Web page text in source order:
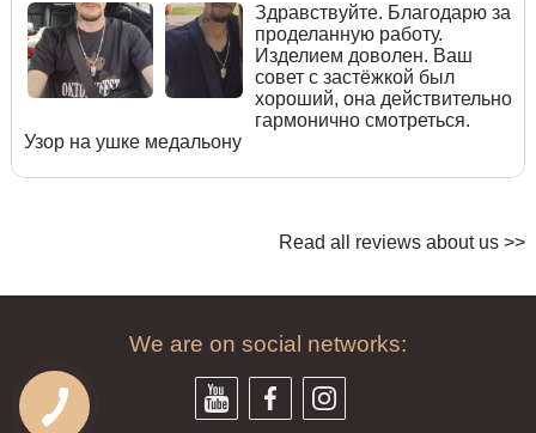
Здравствуйте. Благодарю за
проделанную работу.
Изделием доволен. Ваш
совет с застёжкой был
хороший, она действительно
гармонично смотреться.
Узор на ушке медальону
Read all reviews about us >>
We are on social networks: